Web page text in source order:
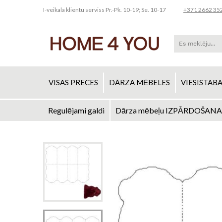
I-veikala klientu serviss Pr.-Pk. 10-19; Se. 10-17 +371 2662
VISAS PRECES DĀRZA MĒBELES VIESISTABA
Regulējami galdi Dārza mēbeļu IZPĀRDOŠANA
Iet
uz
galerijas
beigām